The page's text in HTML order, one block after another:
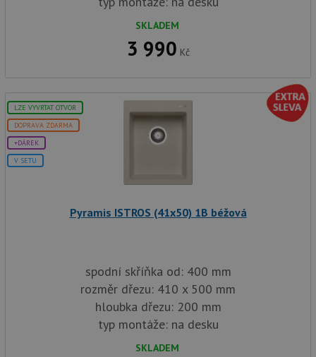
SKLADEM
3 990 Kč
LZE VYVRTAT OTVOR
DOPRAVA ZDARMA
+DÁREK
V SETU
Pyramis ISTROS (41x50) 1B béžová
spodní skříňka od: 400 mm
rozměr dřezu: 410 x 500 mm
hloubka dřezu: 200 mm
typ montáže: na desku
SKLADEM